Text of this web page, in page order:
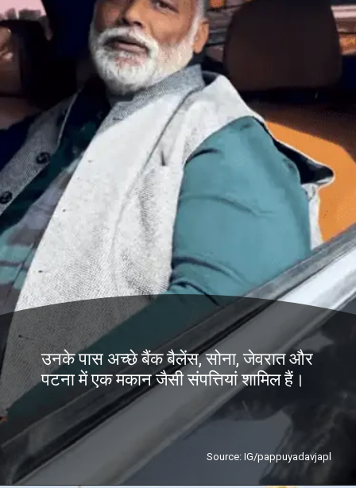
उनके पास अच्छे बैंक बैलेंस, सोना, जेवरात और
पटना में एक मकान जैसी संपत्तियां शामिल हैं।
Source: IG/pappuyadavjapl